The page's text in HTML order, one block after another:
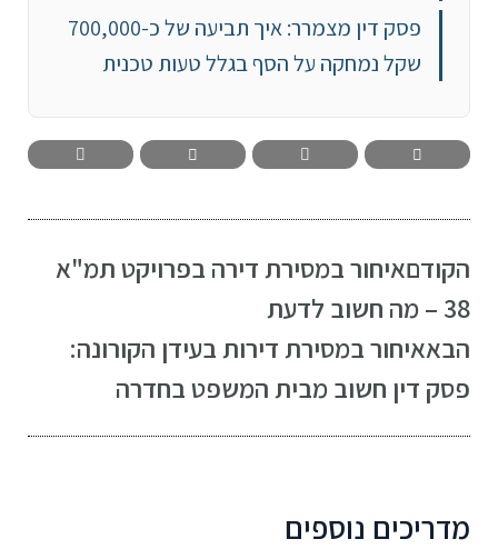
פסק דין מצמרר: איך תביעה של כ-700,000
שקל נמחקה על הסף בגלל טעות טכנית
הקודםאיחור במסירת דירה בפרויקט תמ"א
38 – מה חשוב לדעת
הבאאיחור במסירת דירות בעידן הקורונה:
פסק דין חשוב מבית המשפט בחדרה
מדריכים נוספים